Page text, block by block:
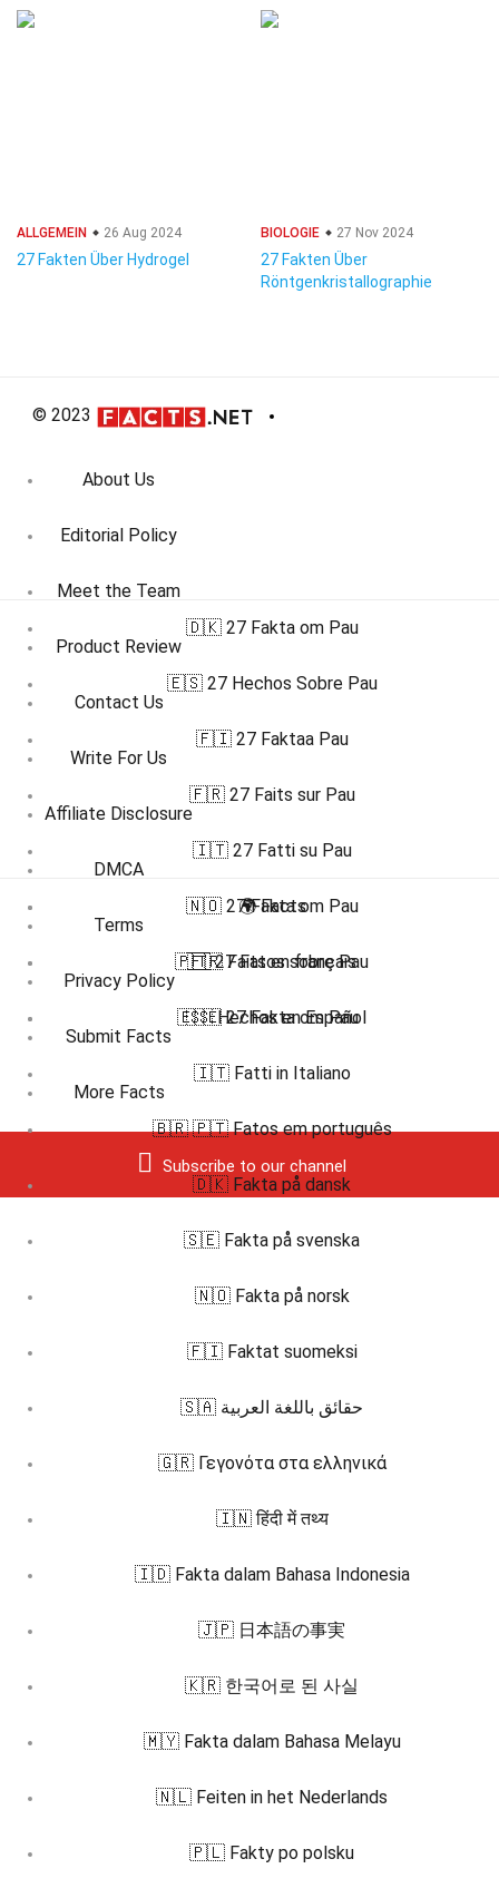
ALLGEMEIN 26 Aug 2024
27 Fakten Über Hydrogel
BIOLOGIE 27 Nov 2024
27 Fakten Über
Röntgenkristallographie
© 2023
About Us
Editorial Policy
Meet the Team
Product Review
Contact Us
Write For Us
Affiliate Disclosure
DMCA
Terms
Privacy Policy
Submit Facts
More Facts
Subscribe to our channel
🇩🇰 27 Fakta om Pau
🇪🇸 27 Hechos Sobre Pau
🇫🇮 27 Faktaa Pau
🇫🇷 27 Faits sur Pau
🇮🇹 27 Fatti su Pau
🇳🇴 27 Fakta om Pau
🇵🇹 27 Fatos sobre Pau
🇸🇪 27 Fakta om Pau
🌍 Facts
🇫🇷 Faits en français
🇪🇸 Hechos en Español
🇮🇹 Fatti in Italiano
🇧🇷 🇵🇹 Fatos em português
🇩🇰 Fakta på dansk
🇸🇪 Fakta på svenska
🇳🇴 Fakta på norsk
🇫🇮 Faktat suomeksi
🇸🇦 حقائق باللغة العربية
🇬🇷 Γεγονότα στα ελληνικά
🇮🇳 हिंदी में तथ्य
🇮🇩 Fakta dalam Bahasa Indonesia
🇯🇵 日本語の事実
🇰🇷 한국어로 된 사실
🇲🇾 Fakta dalam Bahasa Melayu
🇳🇱 Feiten in het Nederlands
🇵🇱 Fakty po polsku